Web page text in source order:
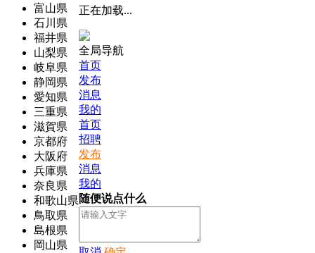
富山県
石川県
福井県
山梨県
岐阜県
静岡県
愛知県
三重県
滋賀県
京都府
大阪府
兵庫県
奈良県
和歌山県
鳥取県
島根県
岡山県
正在加载...
全局导航
首页
发布
消息
我的
首页
招聘
发布
消息
我的
随便说点什么